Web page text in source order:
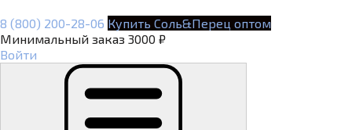
8 (800) 200-28-06 Купить Соль&Перец оптом
Минимальный заказ 3000 ₽
Войти